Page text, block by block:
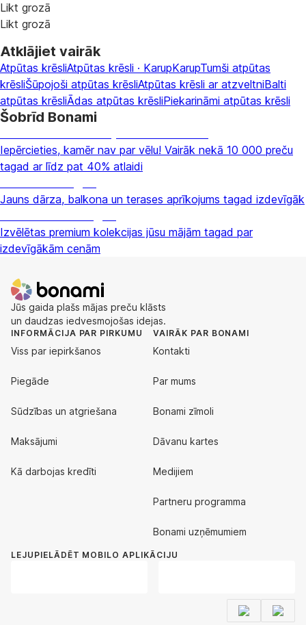
Likt grozā
Likt grozā
Atklājiet vairāk
Atpūtas krēsliAtpūtas krēsli · KarupKarupTumši atpūtas
krēsliŠūpojoši atpūtas krēsliAtpūtas krēsli ar atzveltniBalti
atpūtas krēsliĀdas atpūtas krēsliPiekarināmi atpūtas krēsli
Šobrīd Bonami
Iepērcieties, kamēr nav par vēlu! Vairāk nekā 10 000 preču
tagad ar līdz pat 40% atlaidi
Jauns dārza, balkona un terases aprīkojums tagad izdevīgāk
Izvēlētas premium kolekcijas jūsu mājām tagad par
izdevīgākām cenām
Jūs gaida plašs mājas preču klāsts
un daudzas iedvesmojošas idejas.
INFORMĀCIJA PAR PIRKUMU
Viss par iepirkšanos
Piegāde
Sūdzības un atgriešana
Maksājumi
Kā darbojas kredīti
VAIRĀK PAR BONAMI
Kontakti
Par mums
Bonami zīmoli
Dāvanu kartes
Medijiem
Partneru programma
Bonami uzņēmumiem
LEJUPIELĀDĒT MOBILO APLIKĀCIJU